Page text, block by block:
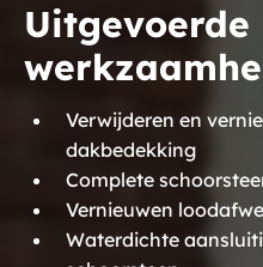
Uitgevoerde
Verwijderen en
dakbedekking
Complete
Vernieuwen
Waterdichte